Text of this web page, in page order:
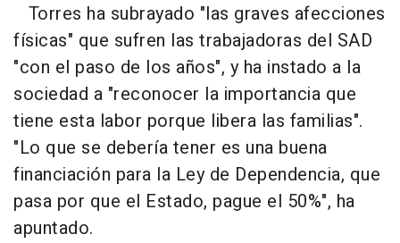
Torres ha subrayado "las graves afecciones
físicas" que sufren las trabajadoras del SAD
"con el paso de los años", y ha instado a la
sociedad a "reconocer la importancia que
tiene esta labor porque libera las familias".
"Lo que se debería tener es una buena
financiación para la Ley de Dependencia, que
pasa por que el Estado, pague el 50%", ha
apuntado.